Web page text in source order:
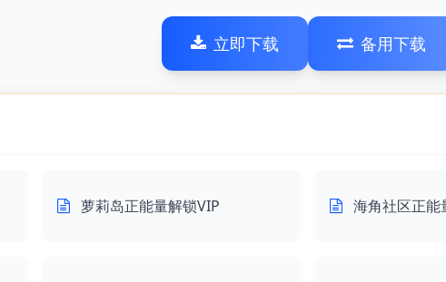
立即下载 备用下载
萝莉岛正能量解锁VIP 海角社区正能